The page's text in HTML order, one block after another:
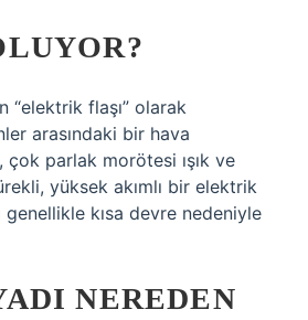
“elektrik flaşı” olarak
arasındaki bir hava
çok parlak morötesi ışık ve
yüksek akımlı bir elektrik
genellikle kısa devre nedeniyle
NEREDEN